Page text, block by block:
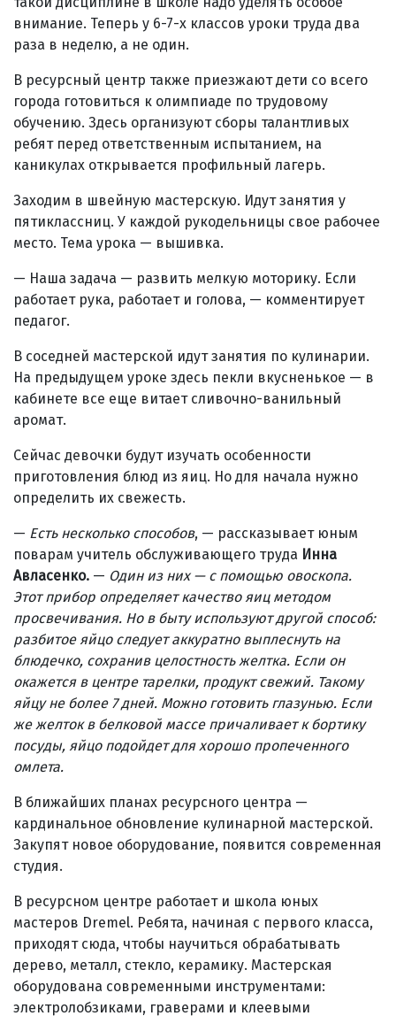
внимание. Теперь у 6-7-х классов уроки труда два
раза в неделю, а не один.
В ресурсный центр также приезжают дети со всего
города готовиться к олимпиаде по трудовому
обучению. Здесь организуют сборы талантливых
ребят перед ответственным испытанием, на
каникулах открывается профильный лагерь.
Заходим в швейную мастерскую. Идут занятия у
пятиклассниц. У каждой рукодельницы свое рабочее
место. Тема урока — вышивка.
— Наша задача — развить мелкую моторику. Если
работает рука, работает и голова, — комментирует
педагог.
В соседней мастерской идут занятия по кулинарии.
На предыдущем уроке здесь пекли вкусненькое — в
кабинете все еще витает сливочно-ванильный
аромат.
Сейчас девочки будут изучать особенности
приготовления блюд из яиц. Но для начала нужно
определить их свежесть.
— Есть несколько способов, — рассказывает юным
поварам учитель обслуживающего труда Инна
Авласенко. — Один из них — с помощью овоскопа.
Этот прибор определяет качество яиц методом
просвечивания. Но в быту используют другой способ:
разбитое яйцо следует аккуратно выплеснуть на
блюдечко, сохранив целостность желтка. Если он
окажется в центре тарелки, продукт свежий. Такому
яйцу не более 7 дней. Можно готовить глазунью. Если
же желток в белковой массе причаливает к бортику
посуды, яйцо подойдет для хорошо пропеченного
омлета.
В ближайших планах ресурсного центра —
кардинальное обновление кулинарной мастерской.
Закупят новое оборудование, появится современная
студия.
В ресурсном центре работает и школа юных
мастеров Dremel. Ребята, начиная с первого класса,
приходят сюда, чтобы научиться обрабатывать
дерево, металл, стекло, керамику. Мастерская
оборудована современными инструментами:
электролобзиками, граверами и клеевыми